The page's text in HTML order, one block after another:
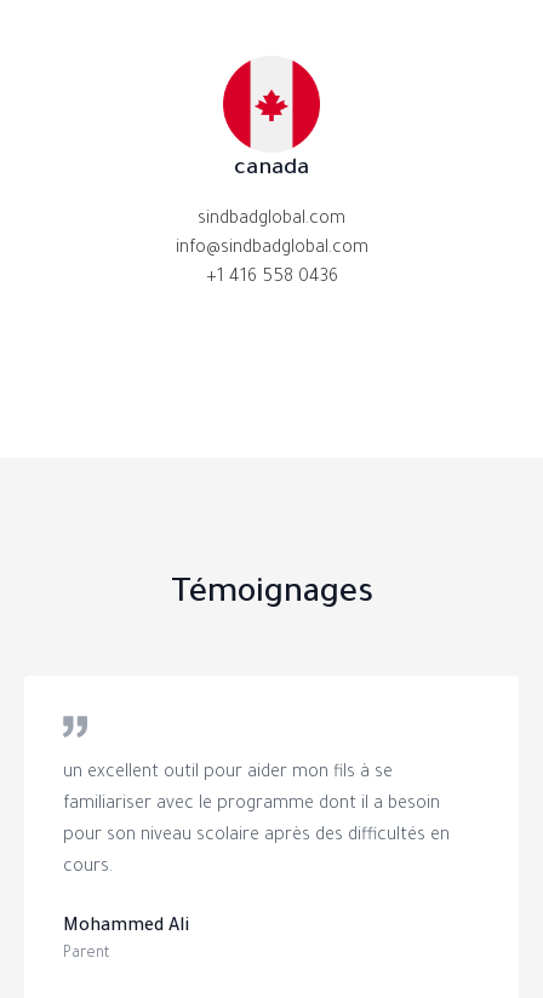
canada
sindbadglobal.com
info@sindbadglobal.com
+1 416 558 0436
Témoignages
un excellent outil pour aider mon fils à se
familiariser avec le programme dont il a besoin
pour son niveau scolaire après des difficultés en
cours.
Mohammed Ali
Parent